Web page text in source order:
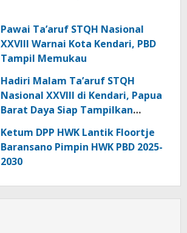
Pawai Ta’aruf STQH Nasional
XXVIII Warnai Kota Kendari, PBD
Tampil Memukau
Hadiri Malam Ta’aruf STQH
Nasional XXVIII di Kendari, Papua
Barat Daya Siap Tampilkan
Ketum DPP HWK Lantik Floortje
Baransano Pimpin HWK PBD 2025-
2030